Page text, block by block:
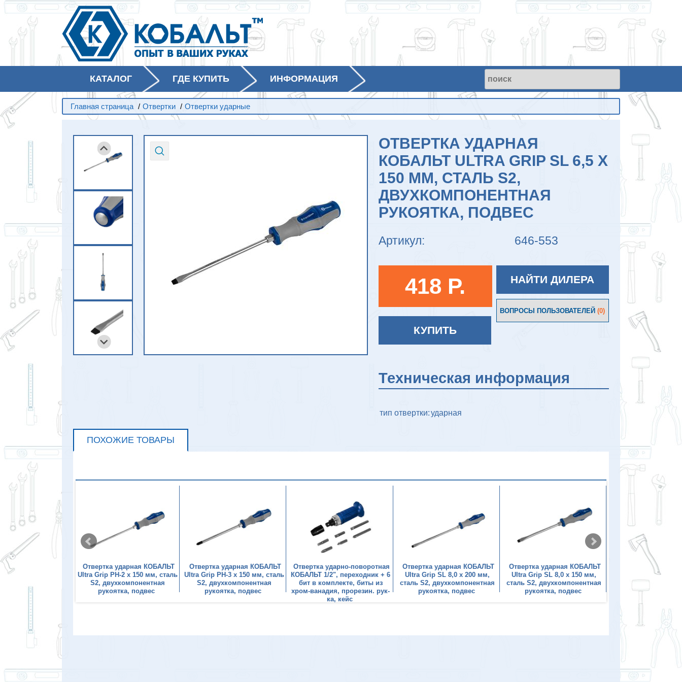
КАТАЛОГ ГДЕ КУПИТЬ ИНФОРМАЦИЯ
Главная страница / Отвертки / Отвертки ударные
ОТВЕРТКА УДАРНАЯ
КОБАЛЬТ ULTRA GRIP SL 6,5 X
150 ММ, СТАЛЬ S2,
ДВУХКОМПОНЕНТНАЯ
РУКОЯТКА, ПОДВЕС
Артикул: 646-553
418 P.
КУПИТЬ
НАЙТИ ДИЛЕРА
ВОПРОСЫ ПОЛЬЗОВАТЕЛЕЙ(0)
Техническая информация
тип отвертки:ударная
ПОХОЖИЕ ТОВАРЫ
ударная КОБАЛЬТ
2 x 100 мм, сталь
подвес
Отвертка ударная КОБАЛЬТ
Ultra Grip PH-2 x 150 мм, сталь
S2, двухкомпонентная
рукоятка, подвес
Отвертка ударная КОБАЛЬТ
Ultra Grip PH-3 x 150 мм, сталь
S2, двухкомпонентная
рукоятка, подвес
Отвертка ударно-поворотная
КОБАЛЬТ 1/2", переходник + 6
бит в комплекте, биты из
хром-ванадия, прорезин. рук-
ка, кейс
Отвертка ударная КОБАЛЬТ
Ultra Grip SL 8,0 x 200 мм,
сталь S2, двухкомпонентная
рукоятка, подвес
Отвертка ударная КОБАЛЬТ
Ultra Grip SL 8,0 x 150 мм,
сталь S2, двухкомпонентная
рукоятка, подвес
Набор отверток
ударных Ultra Grip,
РН2, РН3, SL 5.5,
сталь S2,